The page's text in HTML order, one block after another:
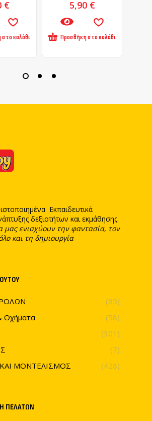
€
καλάθι
5,90 €
Προσθήκη στο καλάθι
Εκπαιδευτικά
δεξιοτήτων και εκμάθησης.
μας ενισχύουν την φαντασία, τον
και τη δημιουργία
ΡΟΛΩΝ
(35)
Οχήματα
(58)
(301)
(7)
ΜΟΝΤΕΛΙΣΜΟΣ
(428)
ΠΕΛΑΤΏΝ